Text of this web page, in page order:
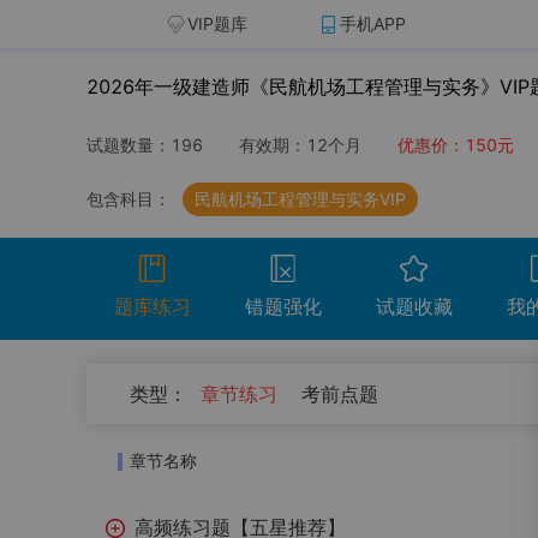
VIP题库 手机APP
2026年一级建造师《民航机场工程管理与实务》VIP
试题数量： 196 有效期： 12个月 优惠价： 150元
包含科目： 民航机场工程管理与实务VIP
题库练习 错题强化 试题收藏 我
类型：
章节练习 考前点题
章节名称
高频练习题【五星推荐】
开始考试 温馨提示：点击开始考试按钮进行模拟考场组